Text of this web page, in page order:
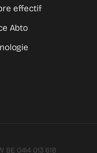
effectif
Abto
BE 0414 013 618